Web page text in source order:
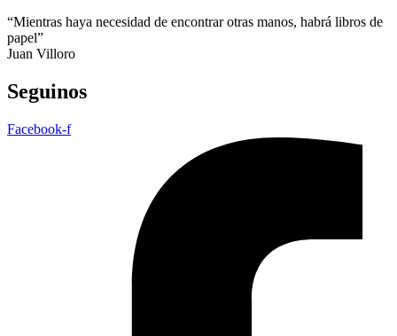
“Mientras haya necesidad de encontrar otras manos, habrá libros de
papel”
Juan Villoro
Seguinos
Facebook-f